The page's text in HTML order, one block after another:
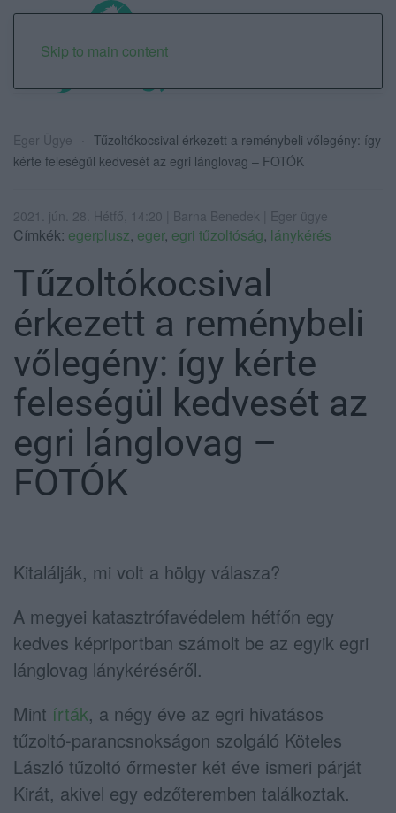
Skip to main content
Eger Ügye
Tűzoltókocsival érkezett a reménybeli vőlegény: így
kérte feleségül kedvesét az egri lánglovag – FOTÓK
2021. jún. 28. Hétfő, 14:20 | Barna Benedek | Eger ügye
Címkék: egerplusz, eger, egri tűzoltóság, lánykérés
Tűzoltókocsival
érkezett a reménybeli
vőlegény: így kérte
feleségül kedvesét az
egri lánglovag –
FOTÓK
Kitalálják, mi volt a hölgy válasza?
A megyei katasztrófavédelem hétfőn egy
kedves képriportban számolt be az egyik egri
lánglovag lánykéréséről.
Mint írták, a négy éve az egri hivatásos
tűzoltó-parancsnokságon szolgáló Köteles
László tűzoltó őrmester két éve ismeri párját
Kirát, akivel egy edzőteremben találkoztak.